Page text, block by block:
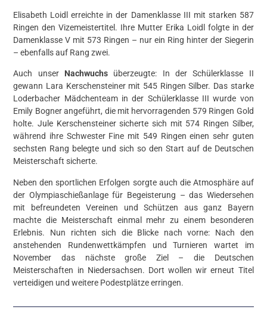
Elisabeth Loidl erreichte in der Damenklasse III mit starken 587
Ringen den Vizemeistertitel. Ihre Mutter Erika Loidl folgte in der
Damenklasse V mit 573 Ringen – nur ein Ring hinter der Siegerin
– ebenfalls auf Rang zwei.
Auch unser Nachwuchs überzeugte: In der Schülerklasse II
gewann Lara Kerschensteiner mit 545 Ringen Silber. Das starke
Loderbacher Mädchenteam in der Schülerklasse III wurde von
Emily Bogner angeführt, die mit hervorragenden 579 Ringen Gold
holte. Jule Kerschensteiner sicherte sich mit 574 Ringen Silber,
während ihre Schwester Fine mit 549 Ringen einen sehr guten
sechsten Rang belegte und sich so den Start auf de Deutschen
Meisterschaft sicherte.
Neben den sportlichen Erfolgen sorgte auch die Atmosphäre auf
der Olympiaschießanlage für Begeisterung – das Wiedersehen
mit befreundeten Vereinen und Schützen aus ganz Bayern
machte die Meisterschaft einmal mehr zu einem besonderen
Erlebnis. Nun richten sich die Blicke nach vorne: Nach den
anstehenden Rundenwettkämpfen und Turnieren wartet im
November das nächste große Ziel – die Deutschen
Meisterschaften in Niedersachsen. Dort wollen wir erneut Titel
verteidigen und weitere Podestplätze erringen.